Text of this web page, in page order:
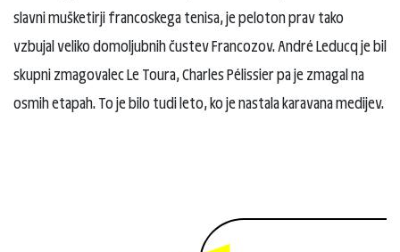
slavni mušketirji francoskega tenisa, je peloton prav tako
vzbujal veliko domoljubnih čustev Francozov. André Leducq je bil
skupni zmagovalec Le Toura, Charles Pélissier pa je zmagal na
osmih etapah. To je bilo tudi leto, ko je nastala karavana medijev.